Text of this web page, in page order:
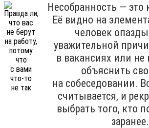
Несобранность — это
Её видно на
человек
уважительной
в вакансиях или не
объяснить
на собеседовании.
считывается, и
выбрать того, кто
заранее.